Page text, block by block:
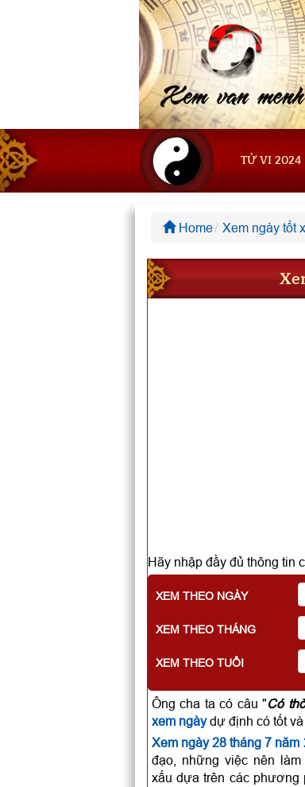
TỬ VI 2024
Home Xem ngày tốt
Hãy nhập đầy đủ thông tin
XEM THEO NGÀY
XEM THEO THÁNG
XEM THEO TUỔI
Ông cha ta có câu "Có
xem ngàydự định có tốt
Xem ngày 28 tháng 7 năm
đạo, những việc nên
xấu dựa trên các phương